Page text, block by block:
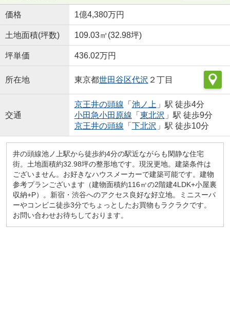
価格 1億4,380万円
土地面積(坪数) 109.03㎡(32.98坪)
坪単価 436.02万円
所在地 東京都世田谷区代沢 ２丁目
交通
京王井の頭線 「 池ノ上 」駅 徒歩4分
小田急小田原線 「 東北沢 」駅 徒歩9分
京王井の頭線 「 下北沢 」駅 徒歩10分
井の頭線池ノ上駅から徒歩約4分の駅近ながらも閑静な住宅
街。土地面積約32.98坪の整形地です。現況更地。建築条件は
ございません。お好きなハウスメーカーで建築可能です。建物
参考プランございます（建物面積約116㎡の2階建4LDK+小屋裏
収納+P）。新宿・渋谷へのアクセス良好な好立地。ミニスーパ
ーやコンビニ徒歩3分でちょっとしたお買物もラクラクです。
お問い合わせお待ちしております。